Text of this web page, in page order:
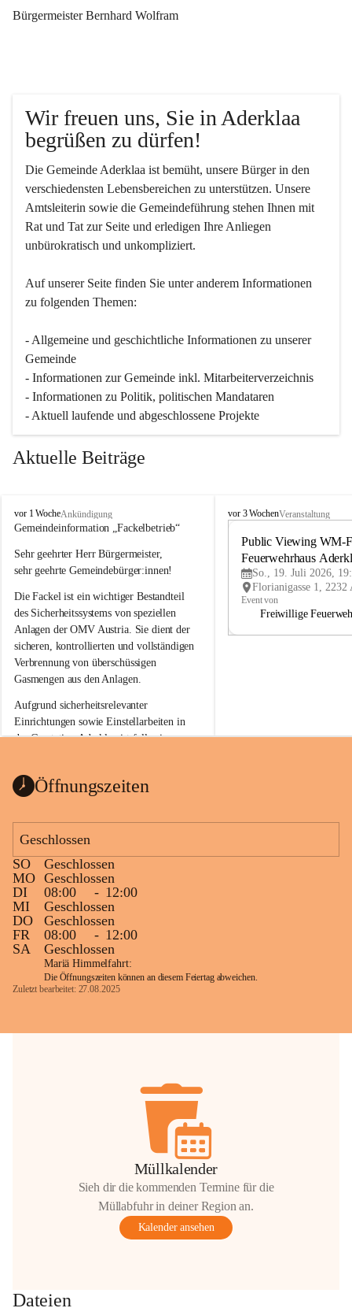
Bürgermeister Bernhard Wolfram
Wir freuen uns, Sie in Aderklaa
begrüßen zu dürfen!
Die Gemeinde Aderklaa ist bemüht, unsere Bürger in den
verschiedensten Lebensbereichen zu unterstützen. Unsere
Amtsleiterin sowie die Gemeindeführung stehen Ihnen mit
Rat und Tat zur Seite und erledigen Ihre Anliegen
unbürokratisch und unkompliziert.
Auf unserer Seite finden Sie un­ter an­de­rem Informationen
zu folgenden Themen:
- Allgemeine und geschichtliche Informationen zu unserer
Gemeinde
- Informationen zur Gemeinde inkl. Mitarbeiterverzeichnis
- Informationen zu Politik, politischen Mandataren
- Aktuell laufende und abgeschlossene Projekte
Aktuelle Beiträge
A
d
r
k
a
a
vor 1 WocheAnkündigung
Gemeindeinformation „Fackelbetrieb“
Sehr geehrter Herr Bürgermeister,
sehr geehrte Gemeindebürger:innen!
Die Fackel ist ein wichtiger Bestandteil
des Sicherheitssystems von speziellen
Anlagen der OMV Austria. Sie dient der
sicheren, kontrollierten und vollständigen
Verbrennung von überschüssigen
Gasmengen aus den Anlagen.
Aufgrund sicherheitsrelevanter
Einrichtungen sowie Einstellarbeiten in
der Gasstation Aderklaa ist fallweise
kommenden Tagen und Wochen wird
sein.
Die OMV Austria ist bemüht, für die
Bevölkerung ungewohnte, jedoch
technisch notwendige Betriebszustände so
kurz wie möglich zu halten.
Wir bitten daher die umliegende
Bevölkerung um Verständnis.
Glück Auf!
GmbH
anrainer-service@omv.com
Bei Fragen, Anliegen oder Beschwerden.
Wartungsarbeiten
A
vor 3 WochenVeranstaltung
Public Viewing WM-
Feuerwehrhaus
So., 19. Juli 2026,
Event von
Freiwillige
Öffnungszeiten
Geschlossen
SO
Geschlossen
MO Geschlossen
DI
08:00 - 12:00
MI
Geschlossen
DO
Geschlossen
FR
08:00 - 12:00
SA
Geschlossen
Mariä Himmelfahrt:
Die Öffnungszeiten können an diesem Feiertag abweichen.
Zuletzt bearbeitet: 27.08.2025
Müllkalender
Sieh dir die kommenden Termine für die
Müllabfuhr in deiner Region an.
Kalender ansehen
Dateien